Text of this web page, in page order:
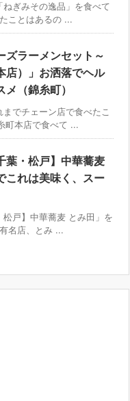
ぎみその逸品」を食べて
ことはあるの ...
ズラーメンセット～
店）」お洒落でヘル
（錦糸町）
でチェーン店で食べたこ
町本店で食べて ...
葉・松戸】中華蕎麦
これは美味く、スー
松戸】中華蕎麦 とみ田」を
名店、とみ ...